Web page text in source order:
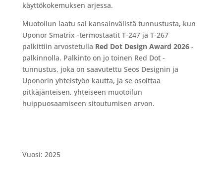
käyttökokemuksen arjessa.
Muotoilun laatu sai kansainvälistä tunnustusta, kun
Uponor Smatrix -termostaatit T-247 ja T-267
palkittiin arvostetulla Red Dot Design Award 2026-
palkinnolla. Palkinto on jo toinen Red Dot -
tunnustus, joka on saavutettu Seos Designin ja
Uponorin yhteistyön kautta, ja se osoittaa
pitkäjänteisen, yhteiseen muotoilun
huippuosaamiseen sitoutumisen arvon.
Vuosi: 2025